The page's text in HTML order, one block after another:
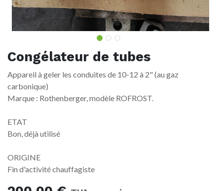
Congélateur de tubes
Appareil à geler les conduites de 10-12 à 2" (au gaz
carbonique)
Marque : Rothenberger, modèle ROFROST.
ETAT
Bon, déjà utilisé
ORIGINE
Fin d'activité chauffagiste